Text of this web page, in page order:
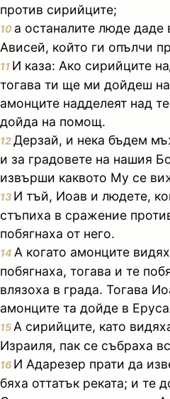
против сирийците;
10 а останалите люде даде
Ависей, който ги опълчи
11 И каза: Ако сирийците
тогава ти ще ми дойдеш
амонците надделеят над
дойда на помощ.
12Дерзай, и нека бъдем
и за градовете на нашия
извърши каквото Му се
13 И тъй, Иоав и людете,
стъпиха в сражение
побягнаха от него.
14 А когато амонците
побягнаха, тогава и те
влязоха в града. Тогава
амонците та дойде в
15 А сирийците, като
Израиля, пак се събраха
16 И Адарезер прати да
бяха оттатък реката; и те